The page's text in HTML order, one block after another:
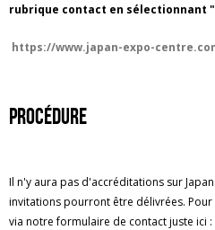
rubrique contact en sélectionnant
https://www.japan-expo-
Procédure
Il n'y aura pas d'accréditations sur
invitations pourront être délivrées.
via notre formulaire de contact juste ici :